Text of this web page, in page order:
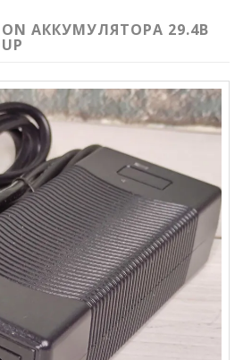
АККУМУЛЯТОРА 29.4В